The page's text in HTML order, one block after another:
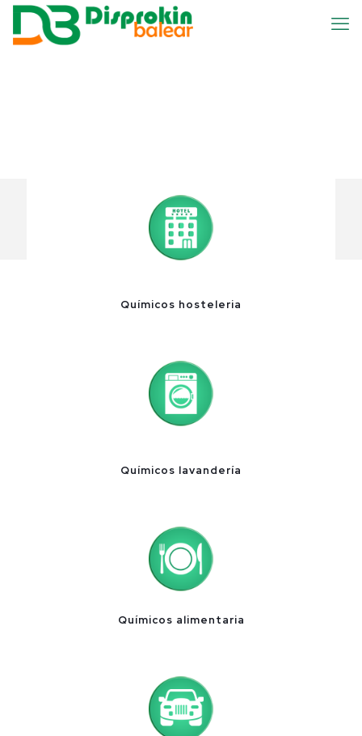
Químicos hosteleria
Químicos lavandería
Químicos alimentaria